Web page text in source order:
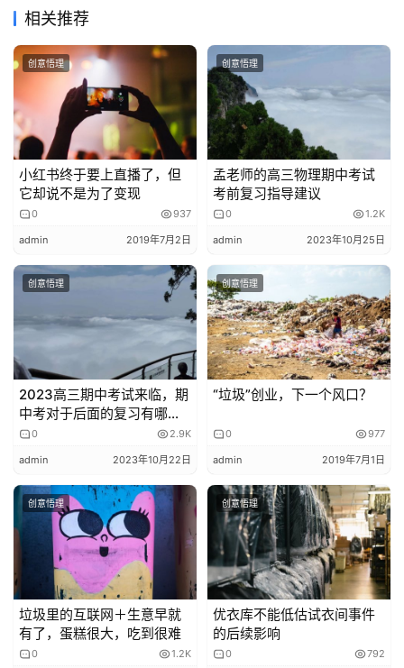
材
到了问题也要和老师及时沟通。
大部分孩子多多少少都会有薄弱科目，有的还在某个章节存
在薄弱知识点。
如果最近发现孩子遇见薄弱知识点就总是跳过去，一定要逼
孩子一把，主动求解1道题胜过被动接受10道题！
在学习弱科遇到困难时，要鼓励孩子不看答案，不看书，不
翻笔记，静下心来，认真寻求解题思路，结合解题过程深入
理解基础知识。
家长要让孩子养成整理错题本的习惯。每次测试之后，把出
错的典型题目抄到错题本上，把详细解题步骤和自己出错原
因也写上。
每一个习惯的培养都需要付出时间和耐心，只要坚持了，最
后的收获也往往出乎我们的意料。
04、合理规划时间，制定计划
一定要针对孩子的实际情况，量身制定复习计划。
临近期末，很多孩子为了冲刺一下总是熬夜复习。但其实，
晚上学习，不仅注意力难集中，而且还会耽误第二天的上课
效率。
居家学习的孩子也要注意合理分配时间，居家的时间虽然漫
长，但网课的节奏也很紧凑。一整天都要待在家里，那除了
吃饭睡觉之外，一定要合理规划好自己的时间。
按照自己的想法列出一个学习计划表，每天都规律的执行起
来，有条不紊的完成每一科的复习任务。
复习阶段也要保证正常的作息，给孩子留出休息的时间。
05、 居家复习要更专注
相关推荐
创意悟理
小红书终于要上直播了，但
它却说不是为了变现
0 937
admin 2019年7月2日
创意悟理
孟老师的高三物理期中考试
考前复习指导建议
0 1.2K
admin 2023年10月25日
创意悟理
2023高三期中考试来临，期
中考对于后面的复习有哪些
指导意义？
0 2.9K
admin 2023年10月22日
创意悟理
“垃圾”创业，下一个风口？
0 977
admin 2019年7月1日
创意悟理
垃圾里的互联网＋生意早就
有了，蛋糕很大，吃到很难
0 1.2K
创意悟理
优衣库不能低估试衣间事件
的后续影响
0 792